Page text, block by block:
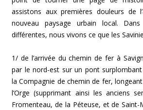
assistons aux premières douleurs de
nouveau paysage urbain local.
différentes, nous vivons ce que les
1/ de l’arrivée du chemin de fer à
par le nord-est sur un pont surplombant
la Compagnie de chemin de fer, longeant
l’Orge (supprimant ainsi les anciens
Fromenteau, de la Péteuse, et de Saint-